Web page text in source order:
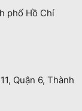
phố Hồ Chí
Quận 6, Thành